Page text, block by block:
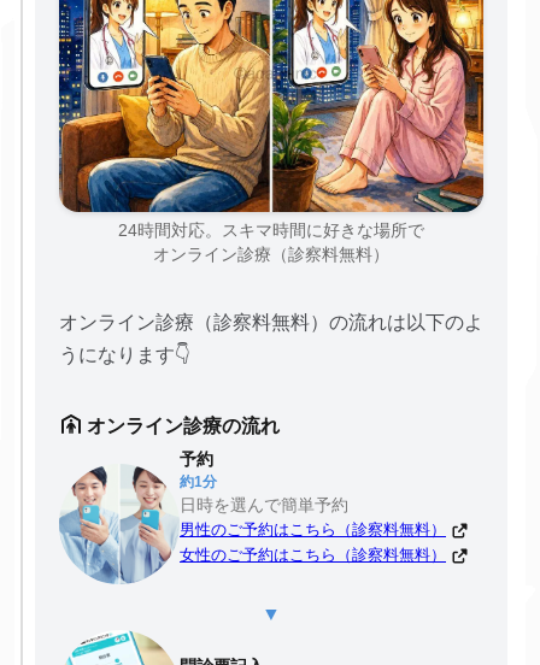
24時間対応。スキマ時間に好きな場所で
オンライン診療（診察料無料）
オンライン診療（診察料無料）の流れは以下のよ
うになります👇
オンライン診療の流れ
予約
約1分
日時を選んで簡単予約
男性のご予約はこちら（診察料無料）
女性のご予約はこちら（診察料無料）
▼